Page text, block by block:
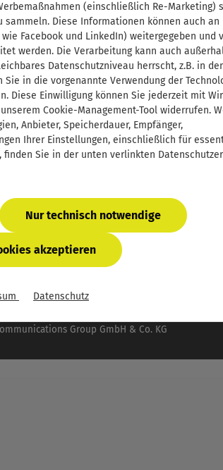
für Ihr Unternehmen
und ggf. Nachnahmegebühren, wenn
Group. Unser gesamtes Angebot finden
Group GmbH & Co. KG
(einschließlich Re-Marketing)
Diese Informationen können auch an
Facebook und LinkedIn) weitergegeben und
werden. Die Verarbeitung kann auch
Datenschutzniveau herrscht, z.B. in
in die vorgenannte Verwendung der
Diese Einwilligung können Sie jederzeit mit
Cookie-Management-Tool widerrufen.
Anbieter, Speicherdauer, Empfänger,
Ihrer Einstellungen, einschließlich für
Sie in der unten verlinkten
Nur technisch notwendige
akzeptieren
Datenschutz